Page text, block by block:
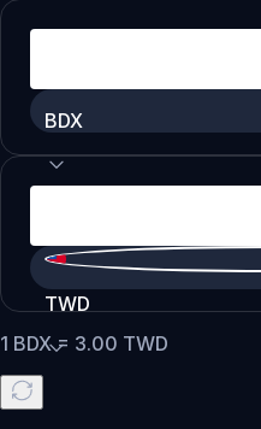
BDX
TWD
1 BDX= 3.00 TWD